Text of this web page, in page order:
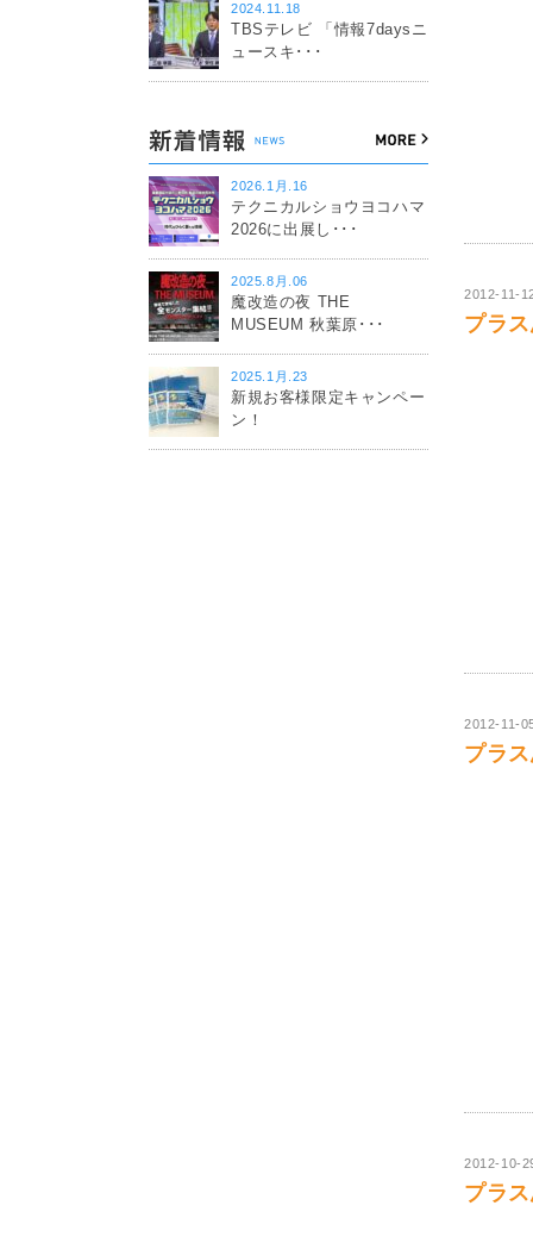
2012-11-
プラ
2012-11-
プラ
2012-10-
プラ
2024.11.18
TBSテレビ 「情報7daysニ
ュースキ･･･
2026.1月.16
テクニカルショウヨコハマ
2026に出展し･･･
2025.8月.06
魔改造の夜 THE
MUSEUM 秋葉原･･･
2025.1月.23
新規お客様限定キャンペー
ン！